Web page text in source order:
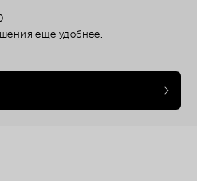
еще удобнее.